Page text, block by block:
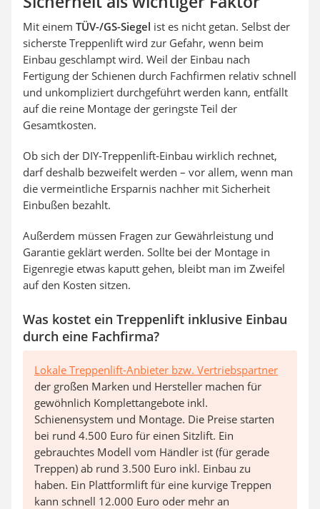
Mit einem TÜV-/GS-Siegel ist es nicht getan. Selbst der
sicherste Treppenlift wird zur Gefahr, wenn beim
Einbau geschlampt wird. Weil der Einbau nach
Fertigung der Schienen durch Fachfirmen relativ schnell
und unkompliziert durchgeführt werden kann, entfällt
auf die reine Montage der geringste Teil der
Gesamtkosten.
Ob sich der DIY-Treppenlift-Einbau wirklich rechnet,
darf deshalb bezweifelt werden – vor allem, wenn man
die vermeintliche Ersparnis nachher mit Sicherheit
Einbußen bezahlt.
Außerdem müssen Fragen zur Gewährleistung und
Garantie geklärt werden. Sollte bei der Montage in
Eigenregie etwas kaputt gehen, bleibt man im Zweifel
auf den Kosten sitzen.
Was kostet ein Treppenlift inklusive Einbau
durch eine Fachfirma?
Lokale Treppenlift-Anbieter bzw. Vertriebspartner
der großen Marken und Hersteller machen für
gewöhnlich Komplettangebote inkl.
Schienensystem und Montage. Die Preise starten
bei rund 4.500 Euro für einen Sitzlift. Ein
gebrauchtes Modell vom Händler ist (für gerade
Treppen) ab rund 3.500 Euro inkl. Einbau zu
haben. Ein Plattformlift für eine kurvige Treppen
kann schnell 12.000 Euro oder mehr an